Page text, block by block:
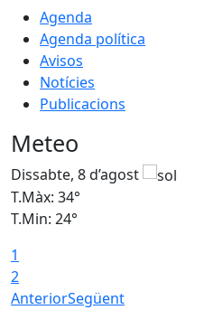
Agenda
Agenda política
Avisos
Notícies
Publicacions
Meteo
Dissabte, 8 d’agost
T.Màx: 34°
T.Min: 24°
1
2
AnteriorSegüent